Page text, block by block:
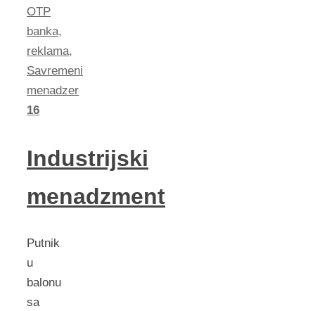
OTP
banka,
reklama,
Savremeni
menadzer
16
Industrijski
menadzment
Putnik
u
balonu
sa